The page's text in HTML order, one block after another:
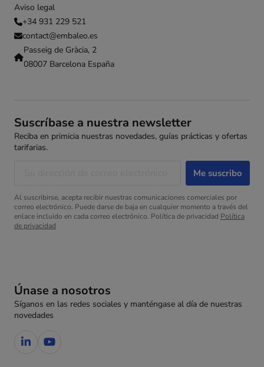
Aviso legal
+34 931 229 521
contact@embaleo.es
Passeig de Gràcia, 2
08007 Barcelona España
Únase a nosotros
Síganos en las redes sociales y manténgase al día de nuestras
novedades
Suscríbase a nuestra newsletter
Reciba en primicia nuestras novedades, guías prácticas y ofertas
tarifarias.
Al suscribirse, acepta recibir nuestras comunicaciones comerciales por
correo electrónico. Puede darse de baja en cualquier momento a través del
enlace incluido en cada correo electrónico. Política de privacidad Política
de privacidad